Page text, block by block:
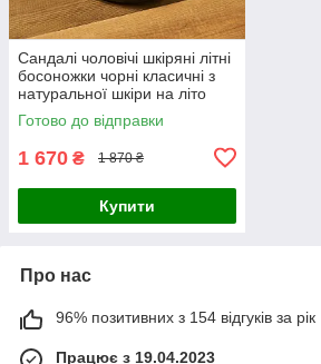
Сандалі чоловічі шкіряні літні
босоножки чорні класичні з
натуральної шкіри на літо
Готово до відправки
1 670 ₴ 1 870 ₴
Купити
Про нас
96% позитивних з 154 відгуків за рік
Працює з 19.04.2023